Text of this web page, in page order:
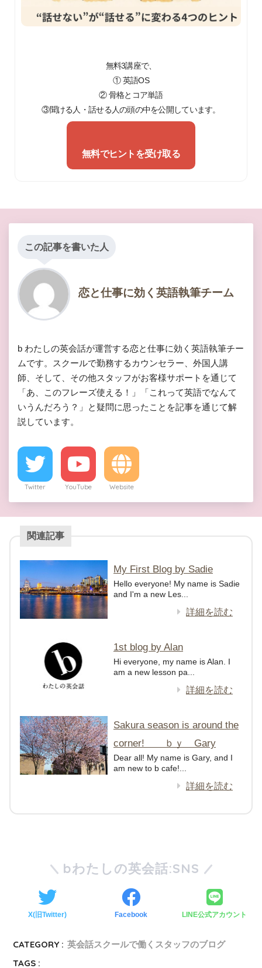
無料3講座で、
① 英語OS
② 骨格とコア単語
③聞ける人・話せる人の頭の中を公開しています。
無料でヒントを受け取る
この記事を書いた人
恋と仕事に効く英語執筆チーム
b わたしの英会話が運営する恋と仕事に効く英語執筆チー
ムです。スクールで勤務するカウンセラー、外国人講
師、そして、その他スタッフがお客様サポートを通じて
「あ、このフレーズ使える！」「これって英語でなんて
いうんだろう？」と疑問に思ったことを記事を通じて解
説しています。
Twitter YouTube Website
関連記事
My First Blog by Sadie
Hello everyone! My name is Sadie
and I'm a new Les...
詳細を読む
1st blog by Alan
Hi everyone, my name is Alan. I
am a new lesson pa...
詳細を読む
Sakura season is around the
corner! ｂｙ Gary
Dear all! My name is Gary, and I
am new to b cafe!...
詳細を読む
bわたしの英会話:SNS
X(旧Twitter) Facebook LINE公式アカウント
CATEGORY : 英会話スクールで働くスタッフのブログ
TAGS :